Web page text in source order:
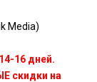
Media)
16 дней.
скидки на